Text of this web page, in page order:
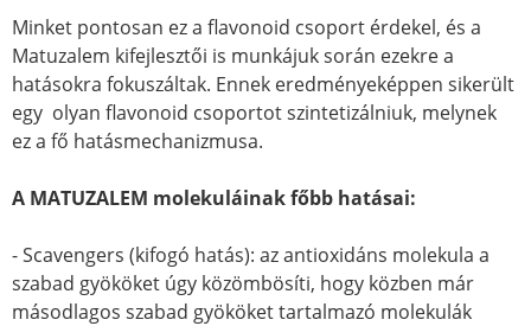
Minket pontosan ez a flavonoid csoport érdekel, és a
Matuzalem kifejlesztői is munkájuk során ezekre a
hatásokra fokuszáltak. Ennek eredményeképpen sikerült
egy olyan flavonoid csoportot szintetizálniuk, melynek
ez a fő hatásmechanizmusa.
A MATUZALEM molekuláinak főbb hatásai:
- Scavengers (kifogó hatás): az antioxidáns molekula a
szabad gyököket úgy közömbösíti, hogy közben már
másodlagos szabad gyököket tartalmazó molekulák